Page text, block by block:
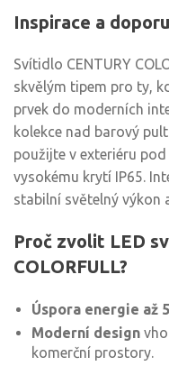
Inspirace a
Svítidlo CENTURY
skvělým tipem pro ty,
prvek do moderních
kolekce nad barový
použijte v exteriéru
vysokému krytí IP65.
stabilní světelný výkon
Proč zvolit LED
COLORFULL?
Úspora energie až
Moderní design
komerční prostory.